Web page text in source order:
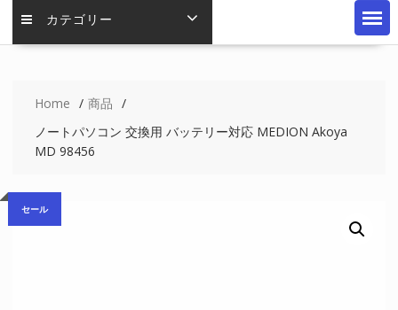
カテゴリー
Home
商品
ノートパソコン 交換用 バッテリー対応 MEDION Akoya
MD 98456
セール